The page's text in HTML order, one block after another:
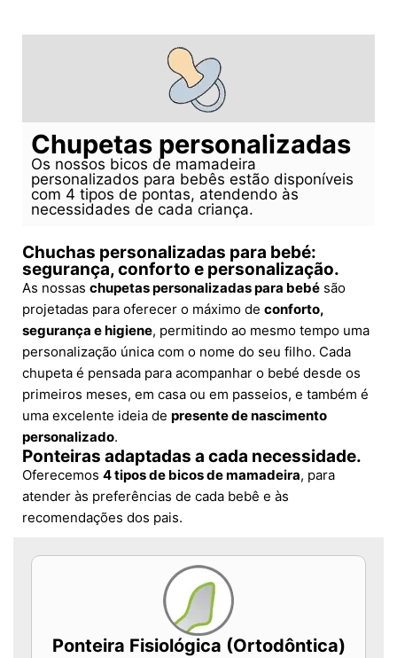
Chupetas personalizadas
Os nossos bicos de mamadeira
personalizados para bebês estão disponíveis
com 4 tipos de pontas, atendendo às
necessidades de cada criança.
Chuchas personalizadas para bebé:
segurança, conforto e personalização.
As nossas chupetas personalizadas para bebé são
projetadas para oferecer o máximo de conforto,
segurança e higiene, permitindo ao mesmo tempo uma
personalização única com o nome do seu filho. Cada
chupeta é pensada para acompanhar o bebé desde os
primeiros meses, em casa ou em passeios, e também é
uma excelente ideia de presente de nascimento
personalizado.
Ponteiras adaptadas a cada necessidade.
Oferecemos 4 tipos de bicos de mamadeira, para
atender às preferências de cada bebê e às
recomendações dos pais.
Ponteira Fisiológica (Ortodôntica)